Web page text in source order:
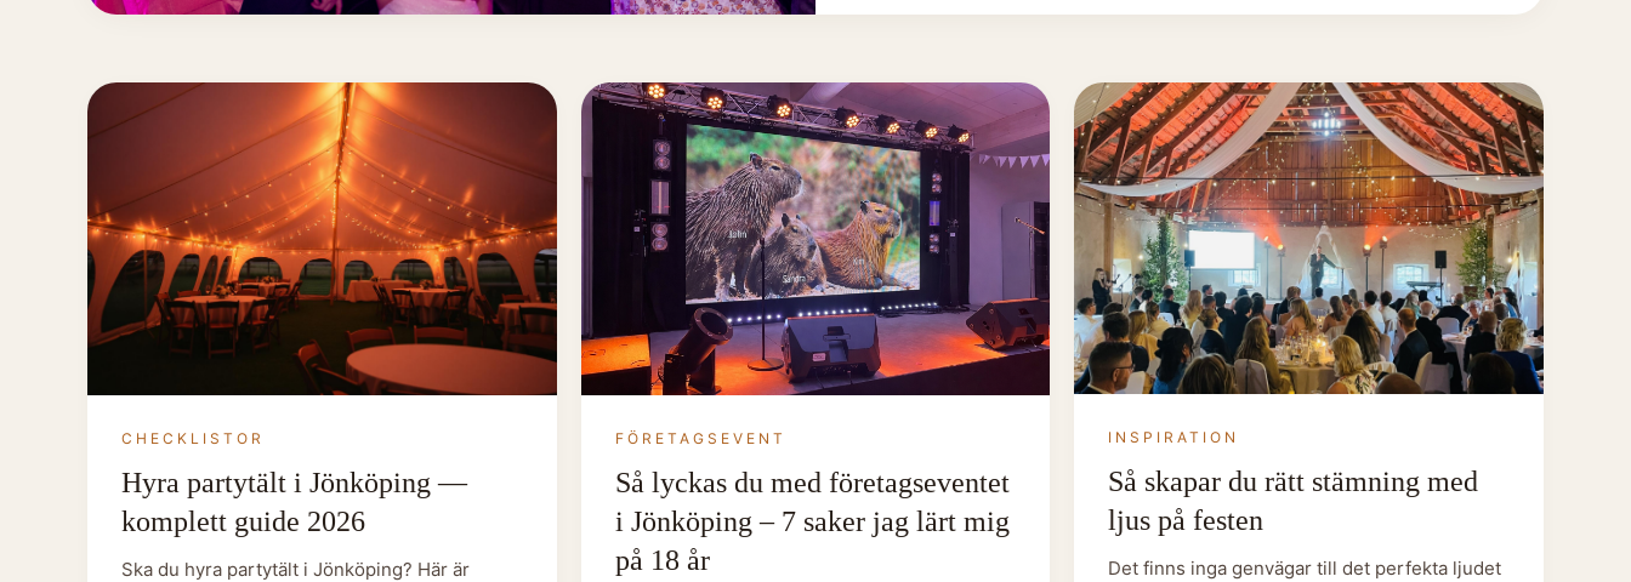
CHECKLISTOR
Hyra partytält i Jönköping —
komplett guide 2026
Ska du hyra partytält i Jönköping? Här är
FÖRETAGSEVENT
Så lyckas du med företagseventet
i Jönköping – 7 saker jag lärt mig
på 18 år
INSPIRATION
Så skapar du rätt stämning med
ljus på festen
Det finns inga genvägar till det perfekta ljudet